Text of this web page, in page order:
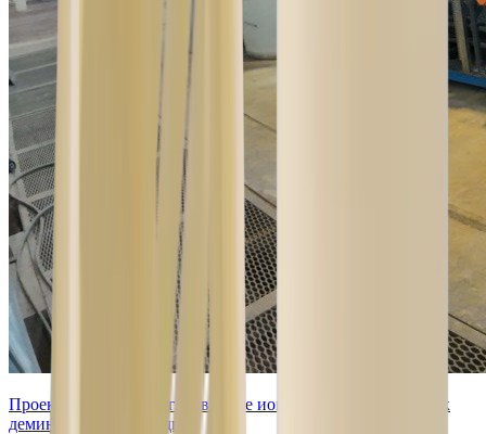
Проектирование и изготовление ионообменных установок
деминерализации воды